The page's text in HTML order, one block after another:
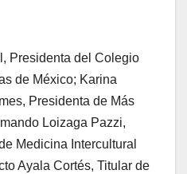
Presidenta del Colegio
de México; Karina
Presidenta de Más
Loizaga Pazzi,
Medicina Intercultural
Ayala Cortés, Titular de